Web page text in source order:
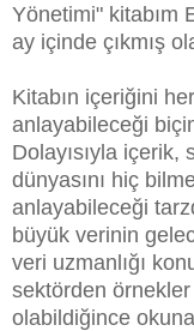
Yönetimi" kitabım
ay içinde çıkmış
Kitabın içeriğini
anlayabileceği
Dolayısıyla
dünyasını hiç
anlayabileceği
büyük verinin
veri uzmanlığı
sektörden örnekler
olabildiğince